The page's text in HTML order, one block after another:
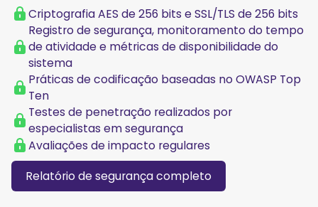
Criptografia AES de 256 bits e SSL/TLS de 256 bits
Registro de segurança, monitoramento do tempo
de atividade e métricas de disponibilidade do
sistema
Práticas de codificação baseadas no OWASP Top
Ten
Testes de penetração realizados por
especialistas em segurança
Avaliações de impacto regulares
Relatório de segurança completo